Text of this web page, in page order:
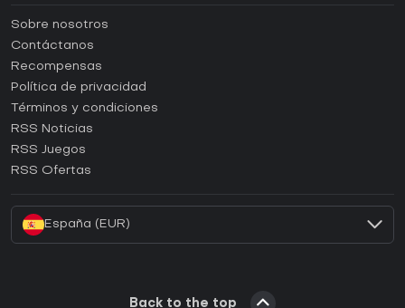
Guías y tutoriales
¿Cómo activar una CD Key de Steam?
¿Cómo activar una CD Key de Epic Games?
¿Cómo activar una CD Key de GOG?
¿Cómo activar una CD Key de Ubisoft Connect?
Sobre nosotros
Contáctanos
Recompensas
Política de privacidad
Términos y condiciones
RSS Noticias
RSS Juegos
RSS Ofertas
España (EUR)
Back to the top